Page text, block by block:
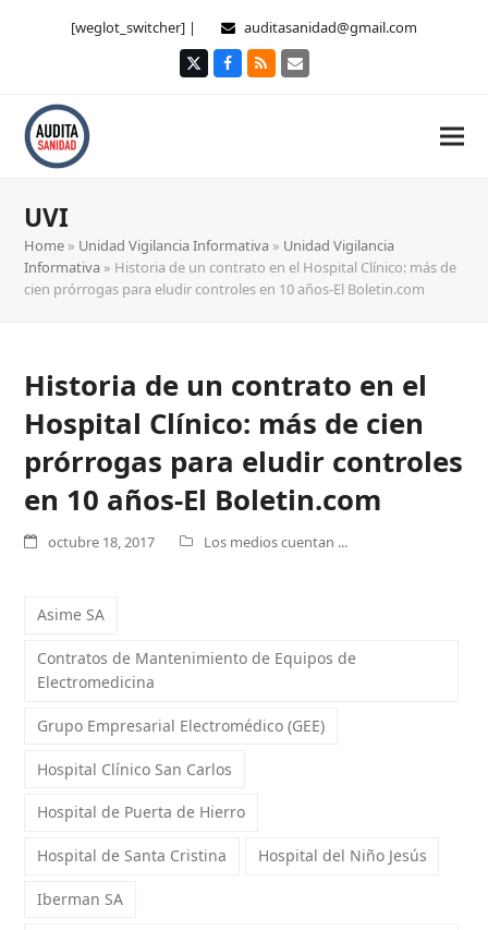
[weglot_switcher] | auditasanidad@gmail.com
TwitterFacebook
RSS Correo
UVI
Home » Unidad Vigilancia Informativa » Unidad Vigilancia
Informativa » Historia de un contrato en el Hospital Clínico: más de
cien prórrogas para eludir controles en 10 años-El Boletin.com
Historia de un contrato en el
Hospital Clínico: más de cien
prórrogas para eludir controles
en 10 años-El Boletin.com
octubre 18, 2017 Los medios cuentan ...
Asime SA
Contratos de Mantenimiento de Equipos de
Electromedicina
Grupo Empresarial Electromédico (GEE)
Hospital Clínico San Carlos
Hospital de Puerta de Hierro
Hospital de Santa Cristina Hospital del Niño Jesús
Iberman SA